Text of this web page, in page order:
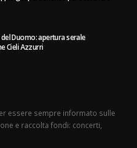
Duomo: apertura serale
Cieli Azzurri
essere sempre informato sulle
e raccolta fondi: concerti,